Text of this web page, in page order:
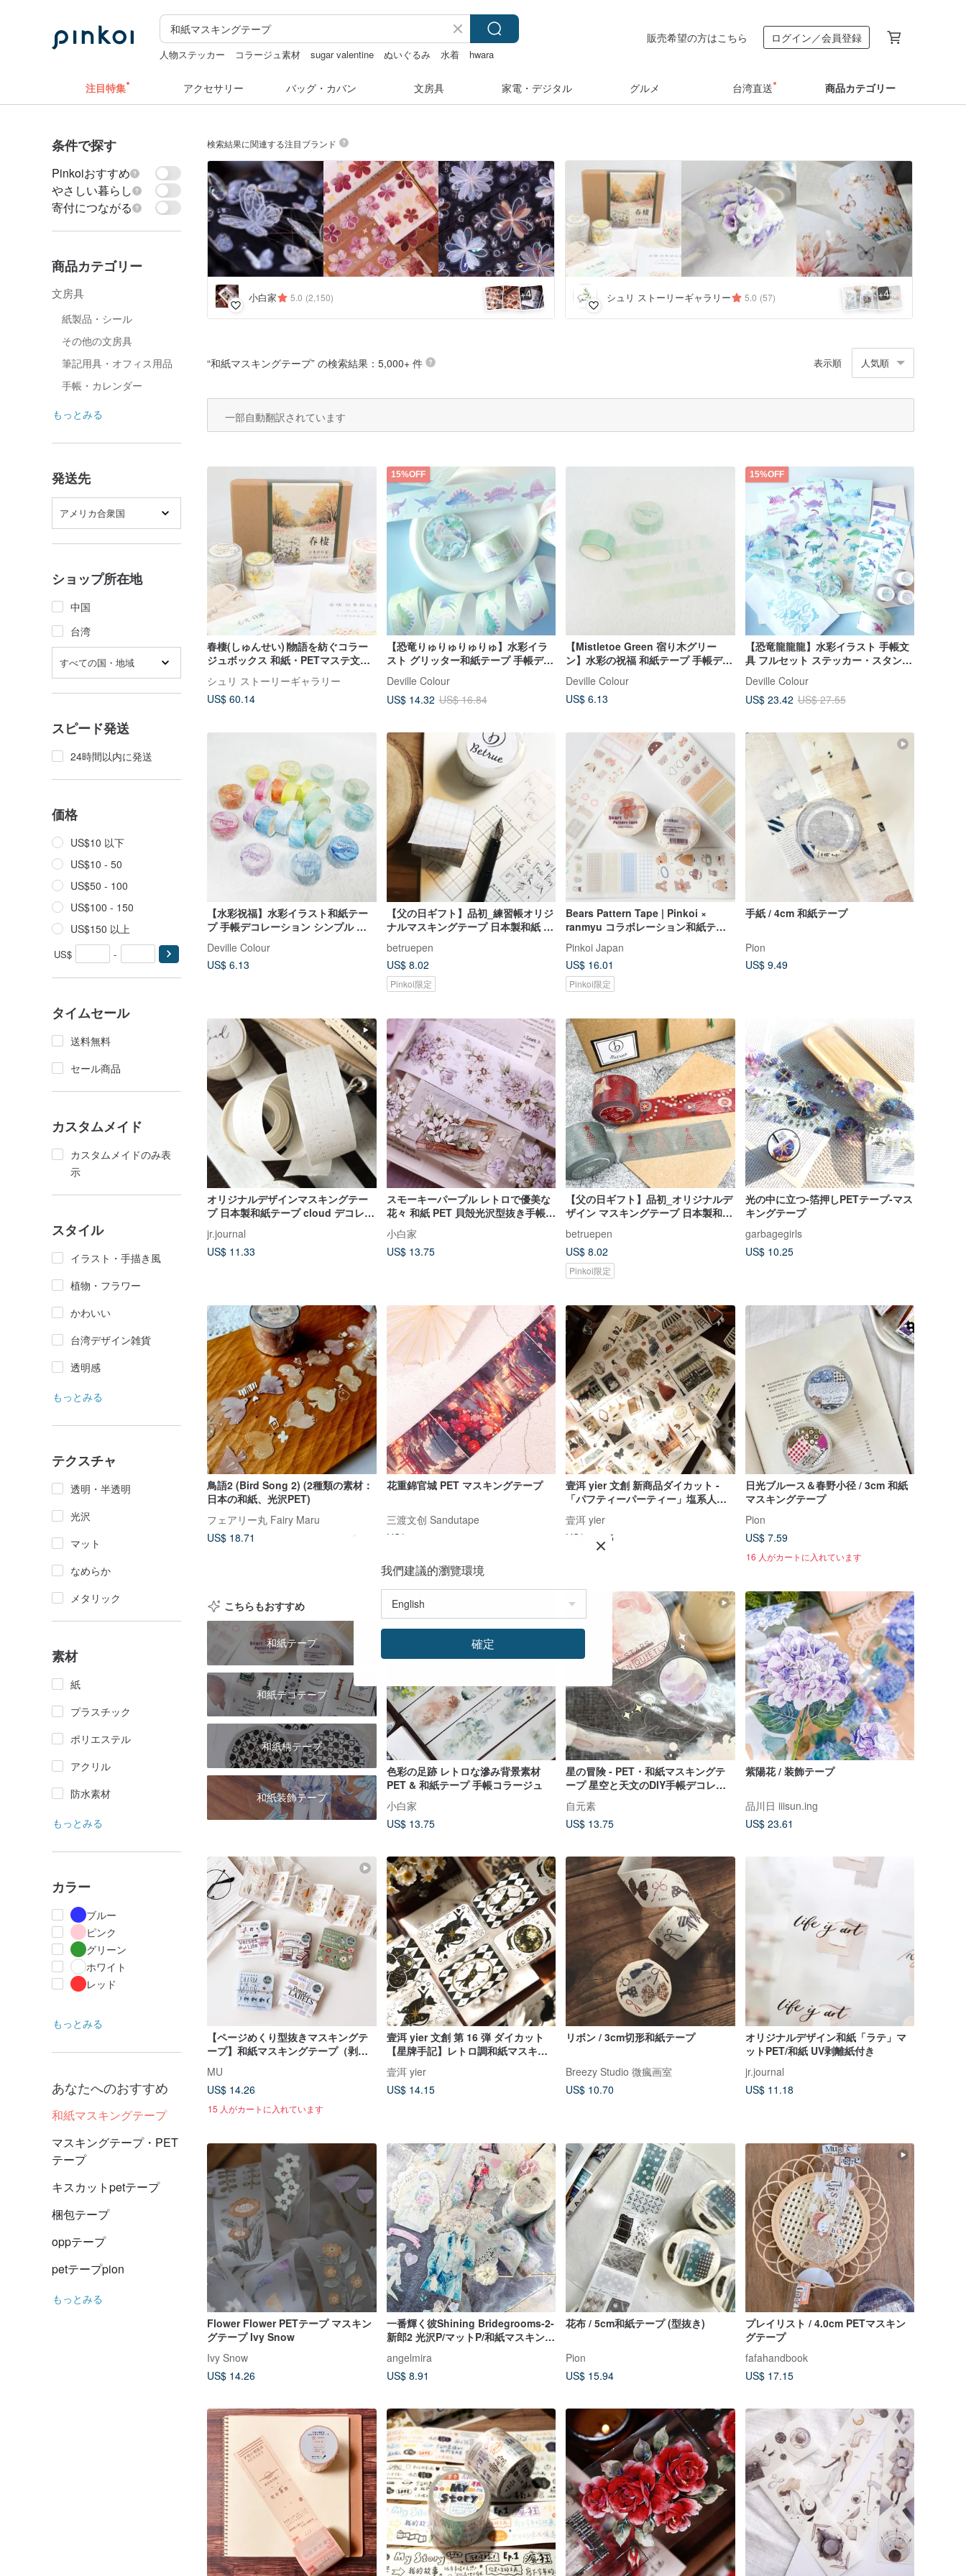
人物ステッカー コラージュ素材 sugar valentine ぬいぐるみ 水着
hwara
販売希望の方はこちら ログイン／会員登録
注目特集 アクセサリー バッグ・カバン 文房具 家電・デジタル グルメ 台湾直送 商品カテゴリー
条件で探す
Pinkoiおすすめ
やさしい暮らし
寄付につながる
商品カテゴリー
文房具
紙製品・シール
その他の文房具
筆記用具・オフィス用品
手帳・カレンダー
もっとみる
発送先
アメリカ合衆国
ショップ所在地
中国
台湾
すべての国・地域
スピード発送
24時間以内に発送
価格
US$10 以下
US$10 - 50
US$50 - 100
US$100 - 150
US$150 以上
US$ -
タイムセール
送料無料
セール商品
カスタムメイド
カスタムメイドのみ表
示
スタイル
イラスト・手描き風
植物・フラワー
かわいい
台湾デザイン雑貨
透明感
もっとみる
テクスチャ
透明・半透明
光沢
マット
なめらか
メタリック
素材
紙
プラスチック
ポリエステル
アクリル
防水素材
もっとみる
カラー
ブルー
ピンク
グリーン
ホワイト
レッド
もっとみる
あなたへのおすすめ
和紙マスキングテープ
マスキングテープ・PET
テープ
キスカットpetテープ
梱包テープ
oppテープ
petテープpion
もっとみる
検索結果に関連する注目ブランド
小白家 5.0 (2,150) +4 シュリ ストーリーギャラリー 5.0 (57) +4
“和紙マスキングテープ” の検索結果：5,000+ 件 表示順 人気順
一部自動翻訳されています
春棲(しゅんせい)∣物語を紡ぐコラー
ジュボックス 和紙・PETマステ文具
ギフトセット 手作り 手帳デコ日記
シュリ ストーリーギャラリー
US$ 60.14
15%OFF
【恐竜りゅりゅりゅりゅ】水彩イラ
スト グリッター和紙テープ 手帳デコ
レーション コラージュ 剥離紙付き
Deville Colour
US$ 14.32 US$ 16.84
【Mistletoe Green 宿り木グリー
ン】水彩の祝福 和紙テープ 手帳デコ
レーション コラージュ
Deville Colour
US$ 6.13
15%OFF
【恐竜龍龍龍】水彩イラスト 手帳文
具 フルセット ステッカー・スタンプ
クリップ・テープ
Deville Colour
US$ 23.42 US$ 27.55
【水彩祝福】水彩イラスト和紙テー
プ 手帳デコレーション シンプル 付
Deville Colour
US$ 6.13
【父の日ギフト】品初_練習帳オリジ
ナルマスキングテープ 日本製和紙 シ
マイズ
betruepen
US$ 8.02
Pinkoi限定
Bears Pattern Tape | Pinkoi ×
ranmyu コラボレーション和紙テー
Pinkoi Japan
US$ 16.01
Pinkoi限定
手紙 / 4cm 和紙テープ
Pion
US$ 9.49
オリジナルデザインマスキングテー
プ 日本製和紙テープ cloud デコレー
jr.journal
US$ 11.33
スモーキーパープル レトロで優美な
花々 和紙 PET 貝殻光沢型抜き手帳用
マスキングテープ
小白家
US$ 13.75
【父の日ギフト】品初_オリジナルデ
ザイン マスキングテープ 日本製和紙
betruepen
US$ 8.02
Pinkoi限定
光の中に立つ-箔押しPETテープ-マス
キングテープ
garbagegirls
US$ 10.25
鳥語2 (Bird Song 2) (2種類の素材：
日本の和紙、光沢PET)
フェアリー丸 Fairy Maru
US$ 18.71
花重錦官城 PET マスキングテープ
三渡文创 Sandutape
US$ 8.09
壹洱 yier 文創 新商品ダイカット -
「パフティーパーティー」塩系人物
ダイカット和紙マスキングテープ 素
材ステッカー
壹洱 yier
US$ 13.75
日光ブルース＆春野小径 / 3cm 和紙
マスキングテープ
Pion
US$ 7.59
16 人がカートに入れています
こちらもおすすめ
和紙テープ
和紙デコテープ
和紙柄テープ
和紙装飾テープ
色彩の足跡 レトロな滲み背景素材
PET & 和紙テープ 手帳コラージュ
小白家
US$ 13.75
星の冒険 - PET・和紙マスキングテ
ープ 星空と天文のDIY手帳デコレー
ション素材
自元素
US$ 13.75
紫陽花 / 装飾テープ
品川日 iiisun.ing
US$ 23.61
【ページめくり型抜きマスキングテ
ープ】和紙マスキングテープ（剥離
MU
US$ 14.26
15 人がカートに入れています
壹洱 yier 文創 第 16 弾 ダイカット
【星牌手記】レトロ調和紙マスキン
グテープ 猫 ポーカーカード 手帳
壹洱 yier
US$ 14.15
リボン / 3cm切形和紙テープ
Breezy Studio 微瘋画室
US$ 10.70
オリジナルデザイン和紙「ラテ」マ
ットPET/和紙 UV剥離紙付き
jr.journal
US$ 11.18
Flower Flower PETテープ マスキン
グテープ Ivy Snow
Ivy Snow
US$ 14.26
一番輝く彼Shining Bridegrooms-2-
新郎2 光沢P/マットP/和紙マスキング
テープ
angelmira
US$ 8.91
花布 / 5cm和紙テープ (型抜き)
Pion
US$ 15.94
プレイリスト / 4.0cm PETマスキン
グテープ
fafahandbook
US$ 17.15
我們建議的瀏覽環境
確定